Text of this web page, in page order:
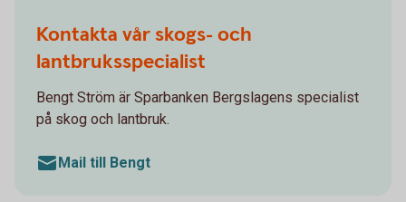
Kontakta vår skogs- och
lantbruksspecialist
Bengt Ström är Sparbanken Bergslagens specialist
på skog och lantbruk.
Mail till Bengt